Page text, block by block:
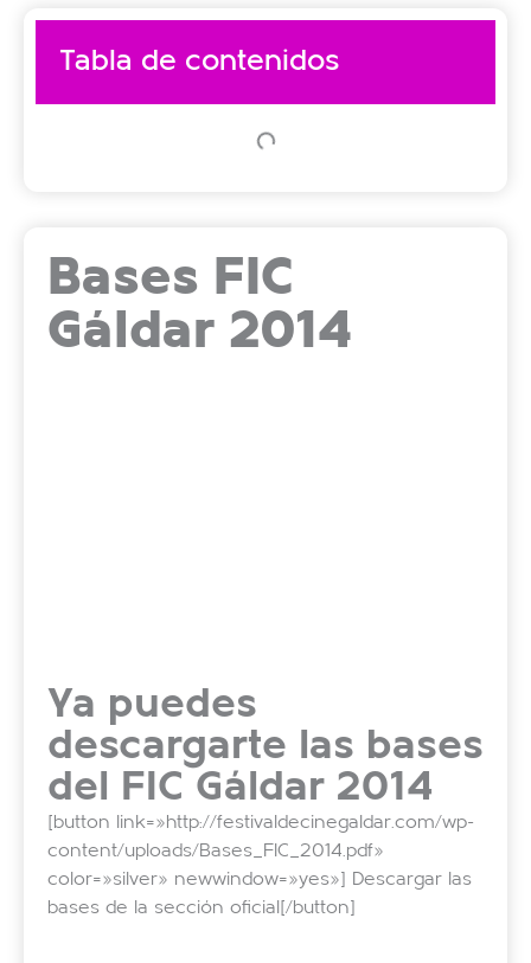
Bases FIC
Gáldar 2014
Ya puedes
descargarte las bases
del FIC Gáldar 2014
[button link=»http://festivaldecinegaldar.com/wp-
content/uploads/Bases_FIC_2014.pdf»
color=»silver» newwindow=»yes»] Descargar las
bases de la sección oficial[/button]
Tabla de contenidos